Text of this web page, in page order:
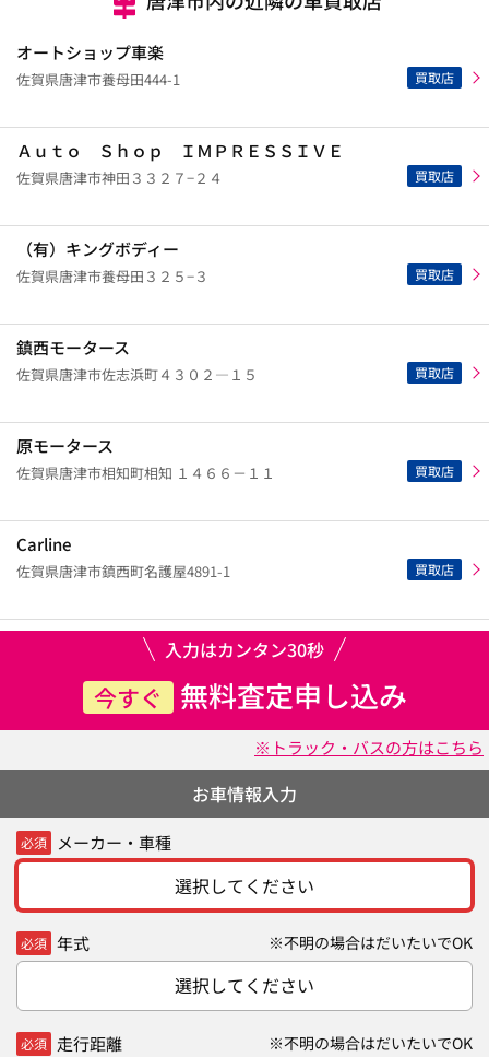
買取店
オートショップ車楽
佐賀県唐津市養母田444-1
買取店
Ａｕｔｏ Ｓｈｏｐ ＩＭＰＲＥＳＳＩＶＥ
佐賀県唐津市神田３３２７−２４
買取店
（有）キングボディー
佐賀県唐津市養母田３２５−３
買取店
鎮西モータース
佐賀県唐津市佐志浜町４３０２―１５
買取店
原モータース
佐賀県唐津市相知町相知 １４６６－１１
買取店
Carline
佐賀県唐津市鎮西町名護屋4891-1
入力はカンタン30秒
今すぐ 無料査定申し込み
※トラック・バスの方はこちら
お車情報入力
必須 メーカー・車種
選択してください
必須 年式 ※不明の場合はだいたいでOK
選択してください
必須 走行距離 ※不明の場合はだいたいでOK